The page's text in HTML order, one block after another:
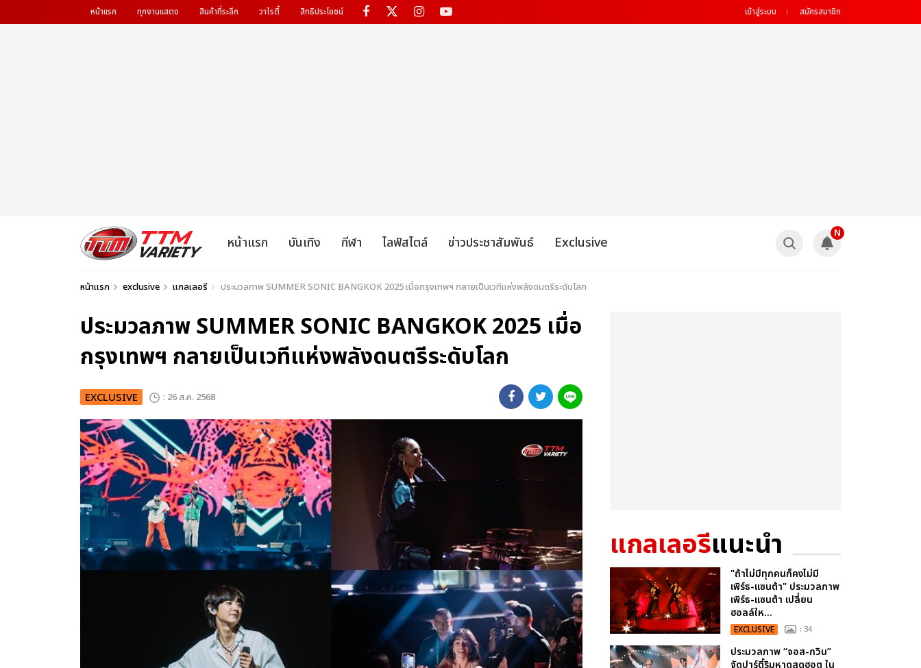
หน้าแรก ทุกงานแสดง สินค้าที่ระลึก วาไรตี้ สิทธิประโยชน์ เข้าสู่ระบบ สมัครสมาชิก
หน้าแรก บันเทิง กีฬา ไลฟ์สไตล์ ข่าวประชาสัมพันธ์ Exclusive
N
หน้าแรก exclusive แกลเลอรี ประมวลภาพ SUMMER SONIC BANGKOK 2025 เมื่อกรุงเทพฯ กลายเป็นเวทีแห่งพลังดนตรีระดับโลก
ประมวลภาพ SUMMER SONIC BANGKOK 2025 เมื่อ
กรุงเทพฯ กลายเป็นเวทีแห่งพลังดนตรีระดับโลก
EXCLUSIVE : 26 ส.ค. 2568
แกลเลอรีแนะนำ
"ถ้าไม่มีทุกคนก็คงไม่มี
เพิร์ธ-แซนต้า" ประมวลภาพ
เพิร์ธ-แซนต้า เปลี่ยน
ฮอลล์ให...
EXCLUSIVE : 34
ประมวลภาพ “จอส-กวิน”
จัดปาร์ตี้ริมหาดสุดฮอต ใน